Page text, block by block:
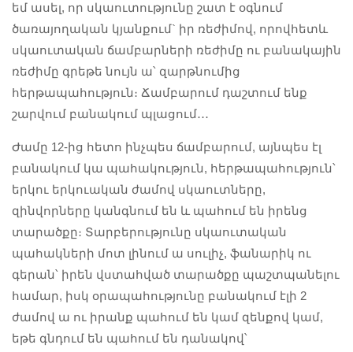
եմ ասել, որ սկաուտությունը շատ է օգնում
ծառայողական կյանքում` իր ռեժիմով, որովհետև
սկաուտական ճամբարների ռեժիմը ու բանակային
ռեժիմը գրեթե նույն ա՝ զարթնումից
հերթապահություն։ Ճամբարում դաշտում ենք
շարվում բանակում պլացում․․․
Ժամը 12-ից հետո ինչպես ճամբարում, այնպես էլ
բանակում կա պահակություն, հերթապահություն՝
երկու երկուական ժամով սկաուտները,
զինվորները կանգնում են և պահում են իրենց
տարածքը։ Տարբերությունը սկաուտական
պահակների մոտ լինում ա սուլիչ, ֆանարիկ ու
գերան՝ իրեն վստահված տարածքը պաշտպանելու
համար, իսկ օրապահությունը բանակում էլի 2
ժամով ա ու իրանք պահում են կամ զենքով կամ,
եթե գնդում են պահում են դանակով՝